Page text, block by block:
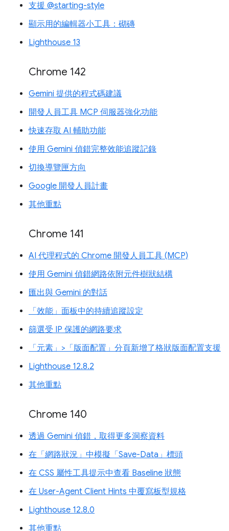
支援 @starting-style
顯示用的編輯器小工具：砌磚
Lighthouse 13
Chrome 142
Gemini 提供的程式碼建議
開發人員工具 MCP 伺服器強化功能
快速存取 AI 輔助功能
使用 Gemini 偵錯完整效能追蹤記錄
切換導覽匣方向
Google 開發人員計畫
其他重點
Chrome 141
AI 代理程式的 Chrome 開發人員工具 (MCP)
使用 Gemini 偵錯網路依附元件樹狀結構
匯出與 Gemini 的對話
「效能」面板中的持續追蹤設定
篩選受 IP 保護的網路要求
「元素」>「版面配置」分頁新增了格狀版面配置支援
Lighthouse 12.8.2
其他重點
Chrome 140
透過 Gemini 偵錯，取得更多洞察資料
在「網路狀況」中模擬「Save-Data」標頭
在 CSS 屬性工具提示中查看 Baseline 狀態
在 User-Agent Client Hints 中覆寫板型規格
Lighthouse 12.8.0
其他重點